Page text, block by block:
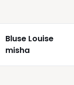
Bluse Louise
misha